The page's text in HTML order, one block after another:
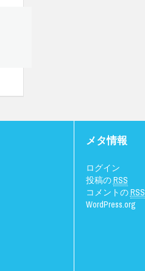
メタ情報
ログイン
投稿のRSS
コメントのRSS
WordPress.org